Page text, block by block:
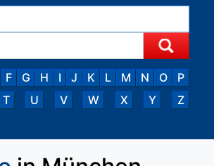
F G H I J K L M N O
P
T U V W X Y Z